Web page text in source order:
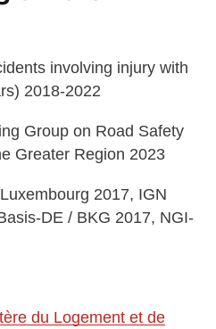
involving injury with
2018-2022
Group on Road Safety
Greater Region 2023
2017, IGN
DE / BKG 2017, NGI-
du Logement et de